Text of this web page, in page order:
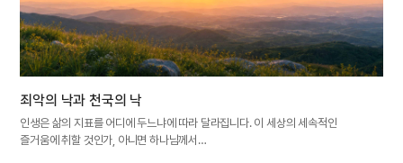
죄악의 낙과 천국의 낙
인생은 삶의 지표를 어디에 두느냐에 따라 달라집니다. 이 세상의 세속적인
즐거움에 취할 것인가, 아니면 하나님께서…